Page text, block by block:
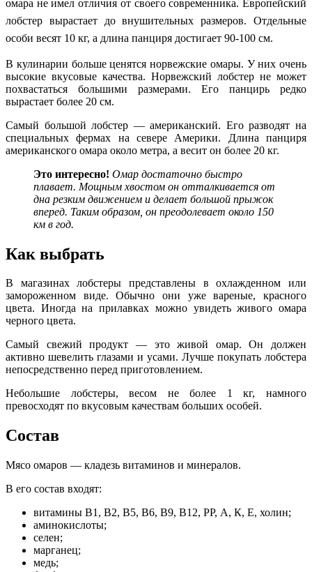
омара не имел отличия от своего современника. Европейский
лобстер вырастает до внушительных размеров. Отдельные
особи весят 10 кг, а длина панциря достигает 90-100 см.
В кулинарии больше ценятся норвежские омары. У них очень
высокие вкусовые качества. Норвежский лобстер не может
похвастаться большими размерами. Его панцирь редко
вырастает более 20 см.
Самый большой лобстер — американский. Его разводят на
специальных фермах на севере Америки. Длина панциря
американского омара около метра, а весит он более 20 кг.
Это интересно! Омар достаточно быстро
плавает. Мощным хвостом он отталкивается от
дна резким движением и делает большой прыжок
вперед. Таким образом, он преодолевает около 150
км в год.
Как выбрать
В магазинах лобстеры представлены в охлажденном или
замороженном виде. Обычно они уже вареные, красного
цвета. Иногда на прилавках можно увидеть живого омара
черного цвета.
Самый свежий продукт — это живой омар. Он должен
активно шевелить глазами и усами. Лучше покупать лобстера
непосредственно перед приготовлением.
Небольшие лобстеры, весом не более 1 кг, намного
превосходят по вкусовым качествам больших особей.
Состав
Мясо омаров — кладезь витаминов и минералов.
В его состав входят:
витамины B1, B2, B5, B6, В9, В12, РР, А, К, Е, холин;
аминокислоты;
селен;
марганец;
медь;